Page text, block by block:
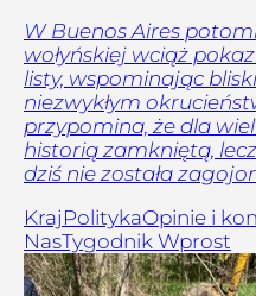
W Buenos Aires
wołyńskiej wciąż
listy, wspominając
niezwykłym
przypomina, że dla
historią zamkniętą,
dziś nie została
Kraj PolitykaOpinie i
NasTygodnik Wprost